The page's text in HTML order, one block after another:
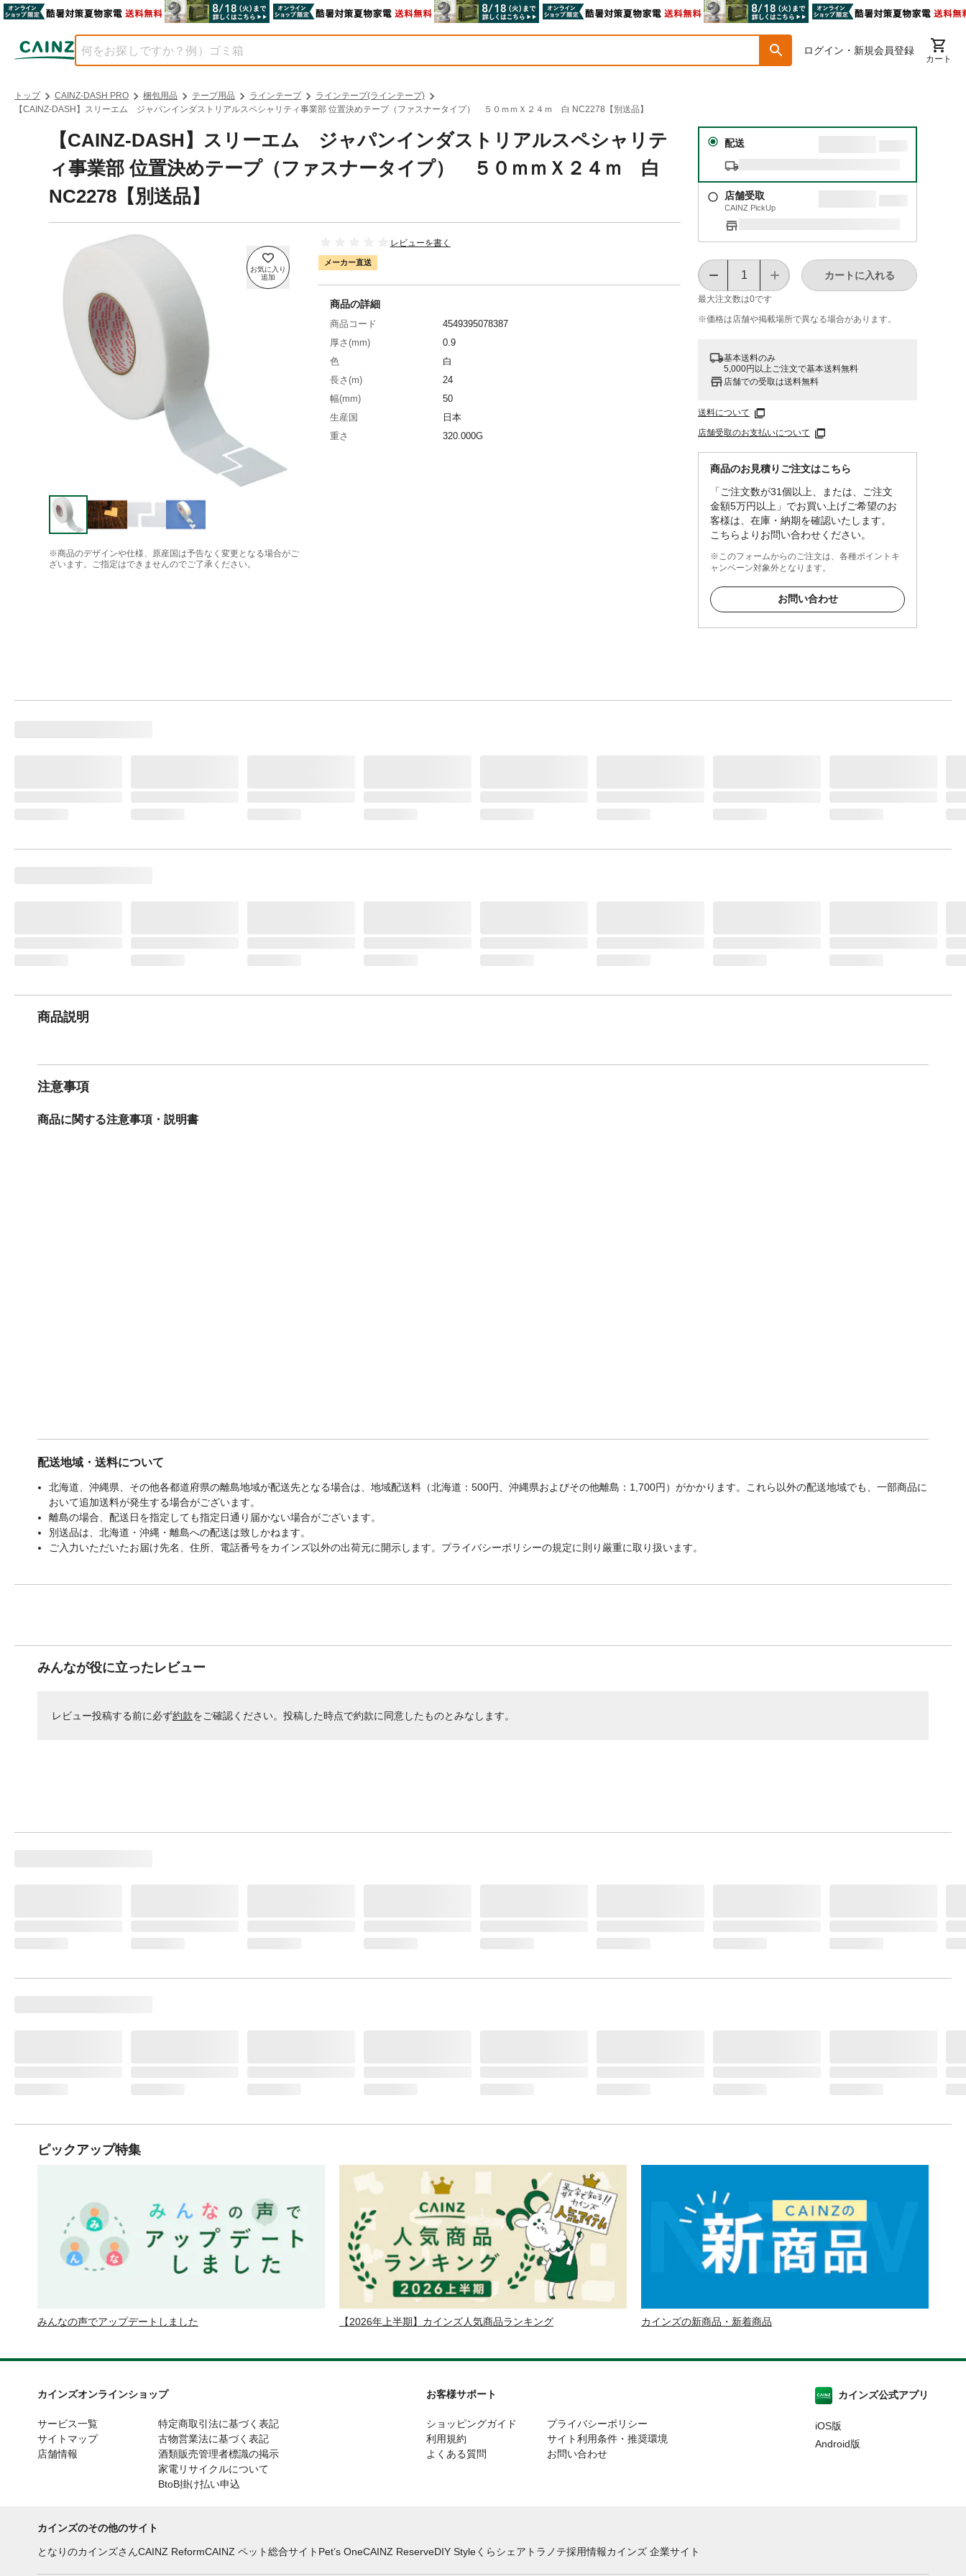
ログイン・新規会員登録
カート
トップ CAINZ-DASH PRO 梱包用品 テープ用品 ラインテープ
ラインテープ(ラインテープ)
【CAINZ-DASH】スリーエム ジャパンインダストリアルスペシャリティ事業部 位置決めテープ（ファスナータイプ） ５０ｍｍＸ２４ｍ 白 NC2278【別送品】
【CAINZ-DASH】スリーエム ジャパンインダストリアルスペシャリテ
ィ事業部 位置決めテープ（ファスナータイプ） ５０ｍｍＸ２４ｍ 白
NC2278【別送品】
※商品のデザインや仕様、原産国は予告なく変更となる場合がご
ざいます。ご指定はできませんのでご了承ください。
レビューを書く
メーカー直送
配送
店舗受取
CAINZ PickUp
最大注文数は0です
カートに入れる
※価格は​店舗や​掲載場所で​異なる​場合が​あります。
基本送料のみ
5,000円以上ご注文で基本送料無料
店舗での受取は送料無料
送料について
店舗受取のお支払いについて
商品のお見積りご注文はこちら
「ご注文数が31個以上、または、ご注文
金額5万円以上」でお買い上げご希望のお
客様は、在庫・納期を確認いたします。
こちらよりお問い合わせください。
※このフォームからのご注文は、各種ポイントキ
ャンペーン対象外となります。
お問い合わせ
商品の詳細
商品コード
4549395078387
厚さ(mm)
0.9
色
白
長さ(m)
24
幅(mm)
50
生産国
日本
重さ
320.000G
商品説明
注意事項
商品に関する注意事項・説明書
配送地域・送料について
北海道、沖縄県、その他各都道府県の離島地域が配送先となる場合は、地域配送料（北海道：500円、沖縄県およびその他離島：1,700円）がかかります。これら以外の配送地域でも、一部商品に
おいて追加送料が発生する場合がございます。
離島の場合、配送日を指定しても指定日通り届かない場合がございます。
別送品は、北海道・沖縄・離島への配送は致しかねます。
ご入力いただいたお届け先名、住所、電話番号をカインズ以外の出荷元に開示します。プライバシーポリシーの規定に則り厳重に取り扱います。
みんなが役に立ったレビュー
レビュー投稿する前に必ず約款をご確認ください。投稿した時点で約款に同意したものとみなします。
ピックアップ特集
みんなの声でアップデートしました 【2026年上半期】カインズ人気商品ランキング カインズの新商品・新着商品
カインズオンラインショップ
サービス一覧
サイトマップ
店舗情報
特定商取引法に基づく表記
古物営業法に基づく表記
酒類販売管理者標識の掲示
家電リサイクルについて
BtoB掛け払い申込
お客様サポート
ショッピングガイド
利用規約
よくある質問
プライバシーポリシー
サイト利用条件・推奨環境
お問い合わせ
カインズ公式アプリ
iOS版
Android版
カインズのその他のサイト
となりのカインズさんCAINZ ReformCAINZ ペット総合サイト Pet’s OneCAINZ ReserveDIY Styleくらシェア トラノテ採用情報カインズ 企業サイト